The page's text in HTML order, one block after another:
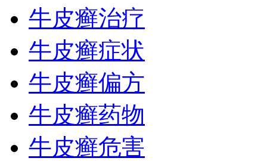
牛皮癣治疗
牛皮癣症状
牛皮癣偏方
牛皮癣药物
牛皮癣危害